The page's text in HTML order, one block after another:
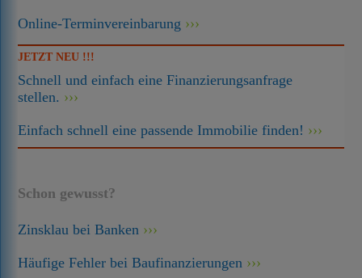
Online-Terminvereinbarung
JETZT NEU !!!
Schnell und einfach eine Finanzierungsanfrage
stellen.
Einfach schnell eine passende Immobilie finden!
Schon gewusst?
Zinsklau bei Banken
Häufige Fehler bei Baufinanzierungen